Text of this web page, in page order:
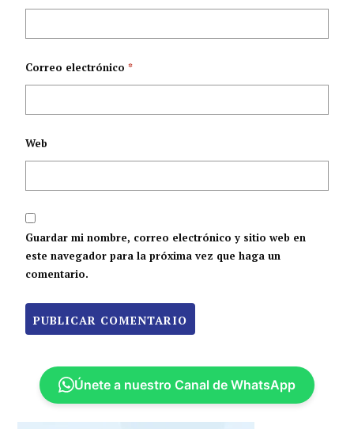
Correo electrónico*
Web
Guardar mi nombre, correo electrónico y sitio web en
este navegador para la próxima vez que haga un
comentario.
Únete a nuestro Canal de WhatsApp